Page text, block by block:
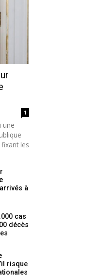
1
une
les
à
cas
décès
risque